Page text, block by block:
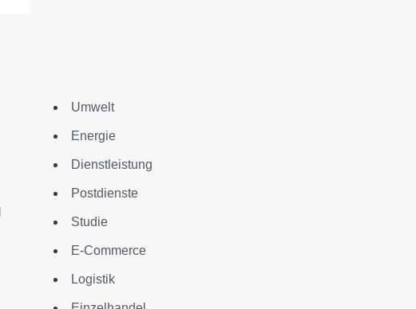
Umwelt
Energie
Dienstleistung
Postdienste
Studie
E-Commerce
Logistik